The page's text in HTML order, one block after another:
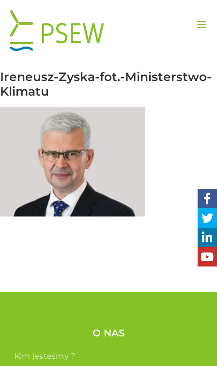
zawartości
Ireneusz-Zyska-fot.-Ministerstwo-
Klimatu
O NAS
Kim jesteśmy ?